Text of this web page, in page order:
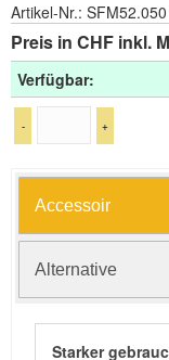
Artikel-Nr.: SFM52.050
Preis in CHF inkl.
Verfügbar:
- +
Accessoir
Alternative